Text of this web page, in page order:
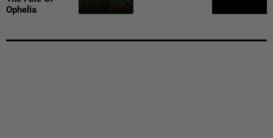
Ophelia